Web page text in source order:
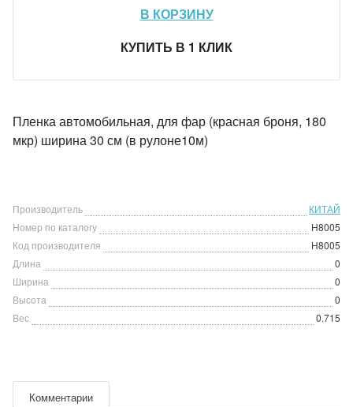
В КОРЗИНУ
КУПИТЬ В 1 КЛИК
Пленка автомобильная, для фар (красная броня, 180
мкр) ширина 30 см (в рулоне10м)
Производитель
КИТАЙ
Номер по каталогу
Н8005
Код производителя
Н8005
Длина
0
Ширина
0
Высота
0
Вес
0.715
Комментарии